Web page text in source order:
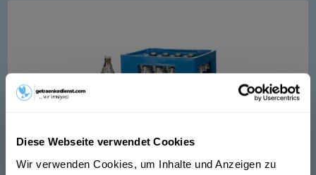
Diese Webseite verwendet Cookies
Wir verwenden Cookies, um Inhalte und Anzeigen zu
Gutmann Hefeweizen Dunkel 20 x 0,5l